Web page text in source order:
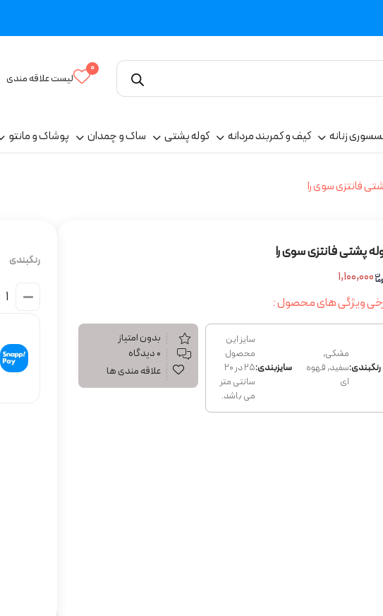
0
لیست علاقه مندی
زنانه کیف و کمربند مردانه کوله پشتی ساک و چمدان پوشاک و مانتو
فانتزی سوی را
پشتی فانتزی سوی را
ویژگی های محصول :
رنگبندی:
مشکی,
سفید, قهوه
ای
سایزبندی:
سایز این
محصول
25 در 20
سانتی متر
می باشد.
بدون امتیاز
۰ دیدگاه
علاقه مندی ها
رنگبندی